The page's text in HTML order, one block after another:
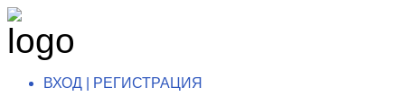
ВХОД | РЕГИСТРАЦИЯ